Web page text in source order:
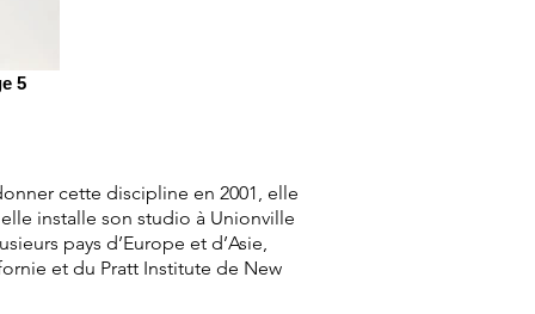
5
cette discipline en 2001, elle
installe son studio à Unionville
pays d’Europe et d’Asie,
et du Pratt Institute de New